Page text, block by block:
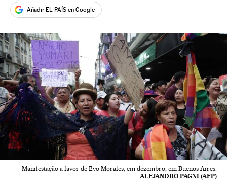
Añadir EL PAÍS en Google
Manifestação a favor de Evo Morales, em dezembro, em Buenos Aires.
ALEJANDRO PAGNI (AFP)